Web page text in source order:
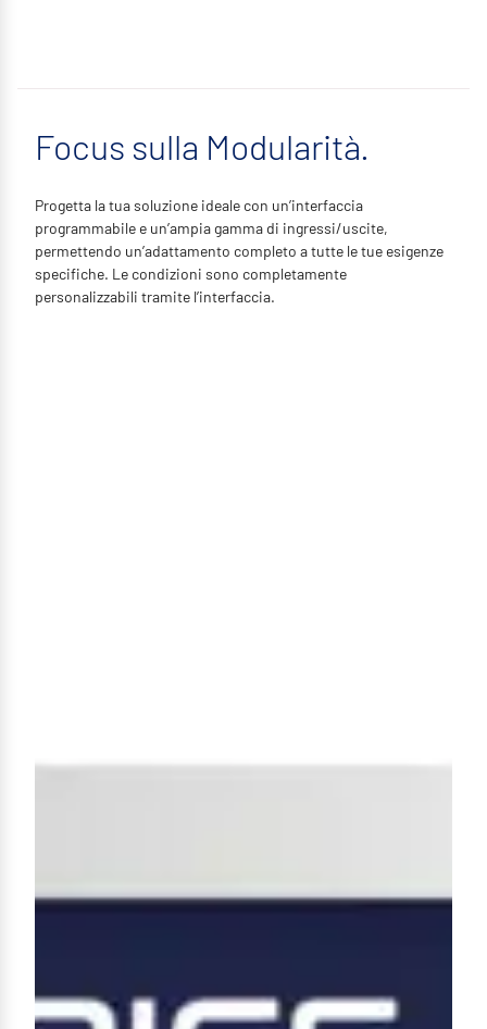
Focus sulla Modularità.
Progetta la tua soluzione ideale con un’interfaccia
programmabile e un’ampia gamma di ingressi/uscite,
permettendo un’adattamento completo a tutte le tue esigenze
specifiche. Le condizioni sono completamente
personalizzabili tramite l’interfaccia.